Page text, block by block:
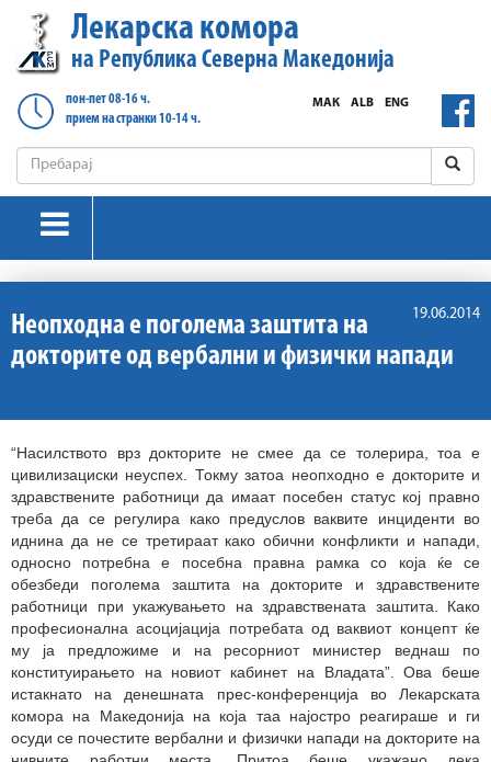
Лекарска комора
на Република Северна Македонија
пон-пет 08-16 ч.
прием на странки 10-14 ч.
ENG
ALB
МАК
19.06.2014
Неопходна e поголема заштита на
докторите од вербални и физички напади
“Насилството врз докторите не смее да се толерира, тоа е
цивилизациски неуспех. Токму затоа неопходно е докторите и
здравствените работници да имаат посебен статус кој правно
треба да се регулира како предуслов ваквите инциденти во
иднина да не се третираат како обични конфликти и напади,
односно потребна е посебна правна рамка со која ќе се
обезбеди поголема заштита на докторите и здравствените
работници при укажувањето на здравствената заштита. Како
професионална асоцијација потребата од ваквиот концепт ќе
му ја предложиме и на ресорниот министер веднаш по
конституирањето на новиот кабинет на Владата”. Ова беше
истакнато на денешната прес-конференција во Лекарската
комора на Македонија на која таа најостро реагираше и ги
осуди се почестите вербални и физички напади на докторите на